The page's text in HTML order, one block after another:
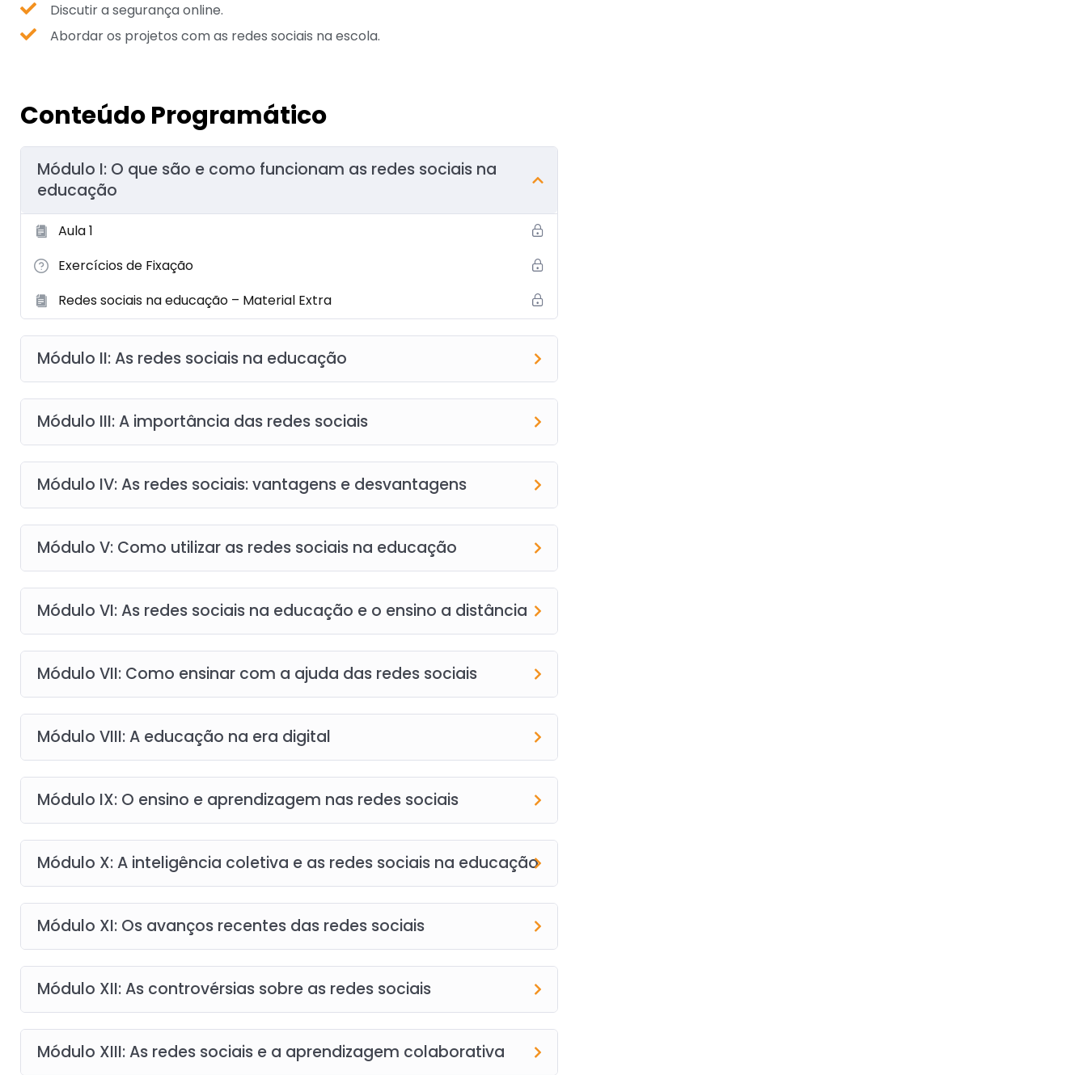
Discutir a segurança online.
Abordar os projetos com as redes sociais na escola.
Conteúdo Programático
Módulo I: O que são e como funcionam as redes sociais na
educação
Aula 1
Exercícios de Fixação
Redes sociais na educação – Material Extra
Módulo II: As redes sociais na educação
Módulo III: A importância das redes sociais
Módulo IV: As redes sociais: vantagens e desvantagens
Módulo V: Como utilizar as redes sociais na educação
Módulo VI: As redes sociais na educação e o ensino a distância
Módulo VII: Como ensinar com a ajuda das redes sociais
Módulo VIII: A educação na era digital
Módulo IX: O ensino e aprendizagem nas redes sociais
Módulo X: A inteligência coletiva e as redes sociais na educação
Módulo XI: Os avanços recentes das redes sociais
Módulo XII: As controvérsias sobre as redes sociais
Módulo XIII: As redes sociais e a aprendizagem colaborativa